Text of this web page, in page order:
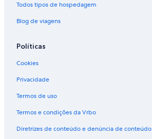
Todos tipos de hospedagem
Blog de viagens
Políticas
Cookies
Privacidade
Termos de uso
Termos e condições da Vrbo
Diretrizes de conteúdo e denúncia de conteúdo